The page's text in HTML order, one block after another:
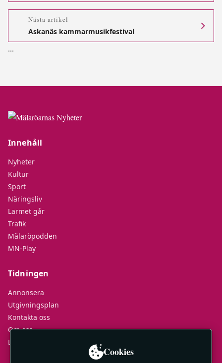
Nästa artikel
Askanäs kammarmusikfestival
...
Innehåll
Nyheter
Kultur
Sport
Näringsliv
Larmet går
Trafik
Mälaröpodden
MN-Play
Tidningen
Annonsera
Utgivningsplan
Kontakta oss
Om oss
E-tidningar
Cookies